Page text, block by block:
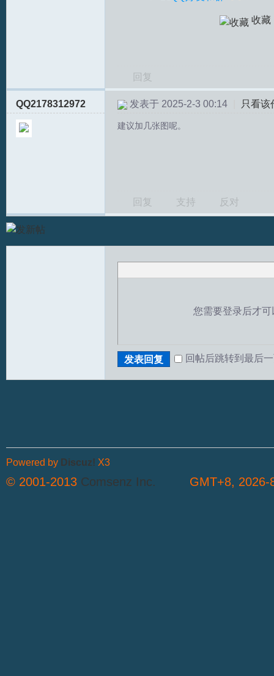
T
S
收藏
回复
QQ2178312972 发表于 2025-2-3 00:14 只看该
建议加几张图呢。
回复 支持 反对
您需要登录后才
发表回复 回帖后跳转到最后
GMT+8, 2026-
Powered by Discuz! X3
© 2001-2013 Comsenz Inc.